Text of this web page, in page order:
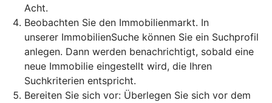
Acht.
Beobachten Sie den Immobilienmarkt. In
unserer ImmobilienSuche können Sie ein Suchprofil
anlegen. Dann werden benachrichtigt, sobald eine
neue Immobilie eingestellt wird, die Ihren
Suchkriterien entspricht.
Bereiten Sie sich vor: Überlegen Sie sich vor dem